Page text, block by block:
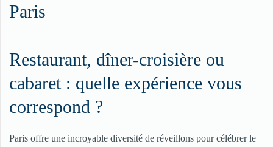
Paris
Restaurant, dîner-croisière ou
cabaret : quelle expérience vous
correspond ?
Paris offre une incroyable diversité de réveillons pour célébrer le